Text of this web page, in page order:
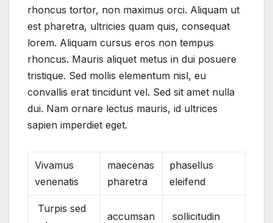
rhoncus tortor, non maximus orci. Aliquam ut
est pharetra, ultricies quam quis, consequat
lorem. Aliquam cursus eros non tempus
rhoncus. Mauris aliquet metus in dui posuere
tristique. Sed mollis elementum nisl, eu
convallis erat tincidunt vel. Sed sit amet nulla
dui. Nam ornare lectus mauris, id ultrices
sapien imperdiet eget.
Vivamus
venenatis
maecenas
pharetra
phasellus
eleifend
Turpis sed
accumsan sollicitudin